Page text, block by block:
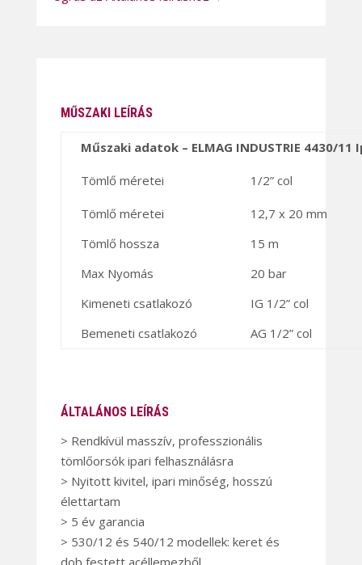
MŰSZAKI LEÍRÁS
Műszaki adatok – ELMAG INDUSTRIE 4430/
Tömlő méretei 1/2” col
Tömlő méretei
12,7 x 20 mm
Tömlő hossza
15 m
Max Nyomás
20 bar
Kimeneti csatlakozó
IG 1/2” col
Bemeneti csatlakozó
AG 1/2” col
ÁLTALÁNOS LEÍRÁS
> Rendkívül masszív, professzionális
tömlőorsók ipari felhasználásra
> Nyitott kivitel, ipari minőség, hosszú
élettartam
> 5 év garancia
> 530/12 és 540/12 modellek: keret és